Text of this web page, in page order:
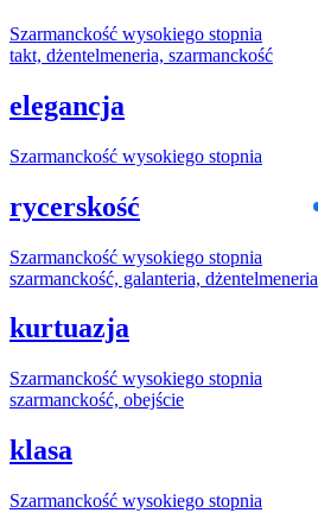
Szarmanckość wysokiego stopnia
takt, dżentelmeneria, szarmanckość
elegancja
Szarmanckość wysokiego stopnia
rycerskość
Szarmanckość wysokiego stopnia
szarmanckość, galanteria, dżentelmeneria
kurtuazja
Szarmanckość wysokiego stopnia
szarmanckość, obejście
klasa
Szarmanckość wysokiego stopnia